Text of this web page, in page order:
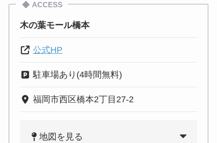
ACCESS
木の葉モール橋本
公式HP
駐車場あり(4時間無料)
福岡市西区橋本2丁目27-2
地図を見る